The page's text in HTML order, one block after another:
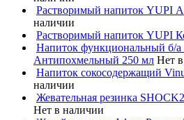
Растворимый напиток YUPI
наличии
Растворимый напиток YUPI
Напиток функциональный б/а
Антипохмельный 250 мл Нет
Напиток сокосодержащий
наличии
Жевательная резинка
Нет в наличии